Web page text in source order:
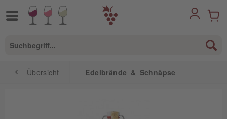
Übersicht Edelbrände & Schnäpse